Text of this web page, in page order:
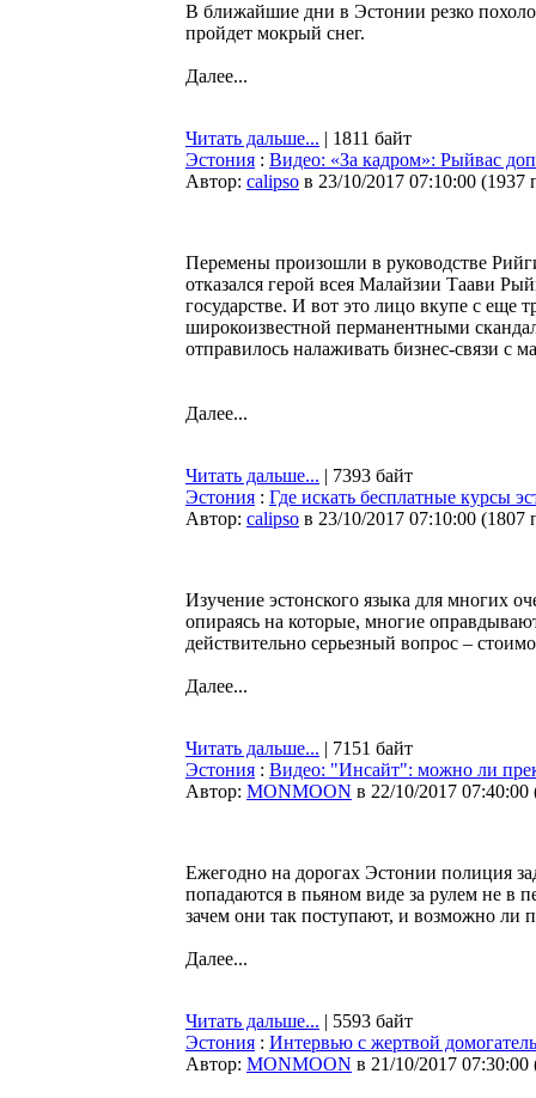
В ближайшие дни в Эстонии резко
пройдет мокрый снег.
Далее...
Читать дальше... | 1811 байт
Эстония : Видео: «За кадром»: Рыйвас
Автор: calipso в 23/10/2017 07:10:00 (1937
Перемены произошли в руководстве
отказался герой всея Малайзии Таави
государстве. И вот это лицо вкупе с еще
широкоизвестной перманентными
отправилось налаживать бизнес-связи с
Далее...
Читать дальше... | 7393 байт
Эстония : Где искать бесплатные курсы
Автор: calipso в 23/10/2017 07:10:00 (1807
Изучение эстонского языка для многих
опираясь на которые, многие
действительно серьезный вопрос –
Далее...
Читать дальше... | 7151 байт
Эстония : Видео: "Инсайт": можно ли
Автор: MONMOON в 22/10/2017 07:40:00
Ежегодно на дорогах Эстонии полиция
попадаются в пьяном виде за рулем не в
зачем они так поступают, и возможно ли
Далее...
Читать дальше... | 5593 байт
Эстония : Интервью с жертвой
Автор: MONMOON в 21/10/2017 07:30:00